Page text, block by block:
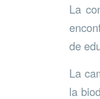
La
de
La
la